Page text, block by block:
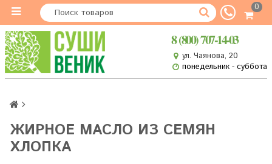
0
8 (800) 707-14-03
ул. Чаянова, 20
понедельник - суббота
ЖИРНОЕ МАСЛО ИЗ СЕМЯН
ХЛОПКА